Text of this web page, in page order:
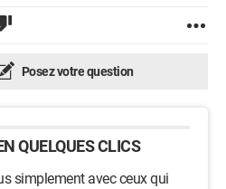
Posez votre question
QUELQUES CLICS
simplement avec ceux qui